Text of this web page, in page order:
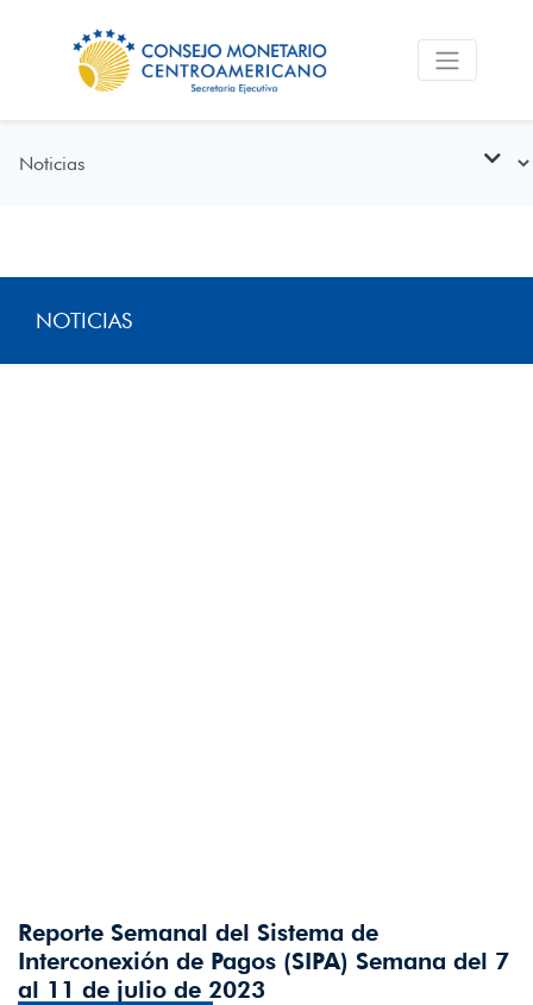
NOTICIAS
Reporte Semanal del Sistema de
Interconexión de Pagos (SIPA) Semana del 7
al 11 de julio de 2023